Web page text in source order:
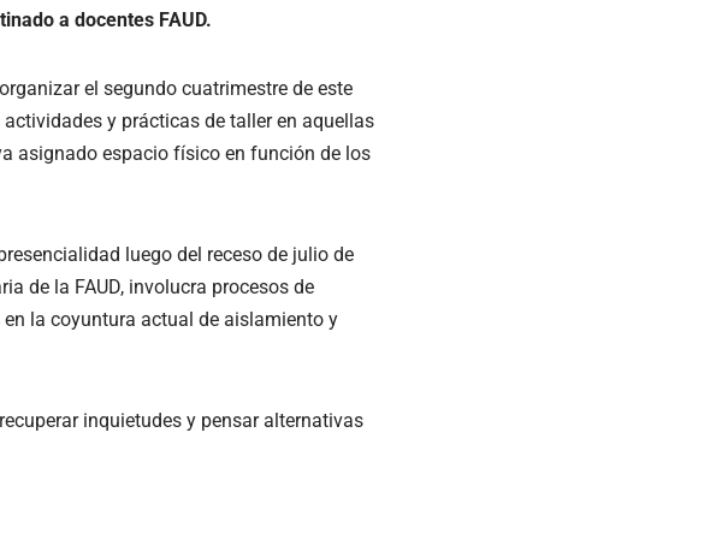
a docentes FAUD.
el segundo cuatrimestre de este
y prácticas de taller en aquellas
asignado espacio físico en función de los
luego del receso de julio de
de la FAUD, involucra procesos de
la coyuntura actual de aislamiento y
inquietudes y pensar alternativas